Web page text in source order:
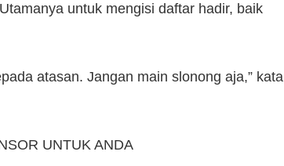
untuk mengisi daftar hadir, baik
atasan. Jangan main slonong aja,” kata
UNTUK ANDA